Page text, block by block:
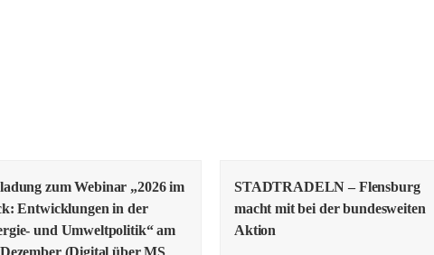
zum Webinar „2026 im
Entwicklungen in der
und Umweltpolitik“ am
(Digital über MS
STADTRADELN – Flensburg
macht mit bei der bundesweiten
Aktion